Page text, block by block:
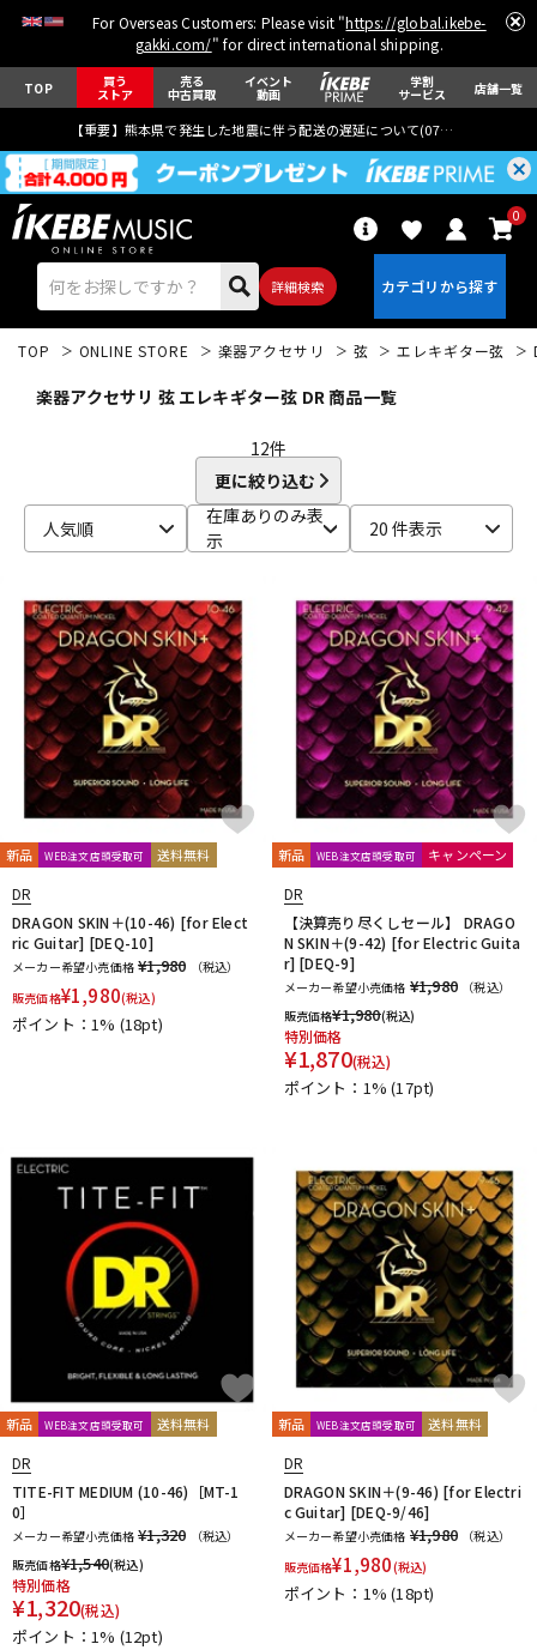
For Overseas Customers: Please visit "https://global.ikebe-
gakki.com/" for direct international shipping.
TOP 買う
ストア
売る
中古買取
イベント
動画
学割
サービス 店舗一覧
【重要】熊本県で発生した地震に伴う配送の遅延について(07月29日
詳細検索
0
ドラム パーカッション
キーボード 電子ピアノ
アンプ エフェクター
DJ機器
レコーディング機器
楽器アクセサリ
中古 ヴィンテージ
TOP ONLINE STORE 楽器アクセサリ 弦 エレキギター弦
楽器アクセサリ 弦 エレキギター弦 DR 商品一覧
12件
更に絞り込む
人気順
在庫ありのみ表
示
20 件表示
新品 WEB注文店頭受取可 送料無料
DR
DRAGON SKIN＋(10-46) [for Elect
ric Guitar] [DEQ-10]
メーカー希望小売価格 ¥1,980
（税込）
販売価格¥1,980(税込)
ポイント：1% (18pt)
新品 WEB注文店頭受取可 キャンペーン
DR
【決算売り尽くしセール】 DRAGO
N SKIN＋(9-42) [for Electric Guita
r] [DEQ-9]
メーカー希望小売価格 ¥1,980
（税込）
販売価格¥1,980(税込)
特別価格
¥1,870(税込)
ポイント：1%(17pt)
新品 WEB注文店頭受取可 送料無料
DR
TITE-FIT MEDIUM (10-46)［MT-1
0］
メーカー希望小売価格 ¥1,320
（税込）
販売価格¥1,540(税込)
特別価格
¥1,320(税込)
ポイント：1% (12pt)
新品 WEB注文店頭受取可 送料無料
DR
DRAGON SKIN＋(9-46) [for Electri
c Guitar] [DEQ-9/46]
メーカー希望小売価格 ¥1,980
（税込）
販売価格¥1,980(税込)
ポイント：1%(18pt)